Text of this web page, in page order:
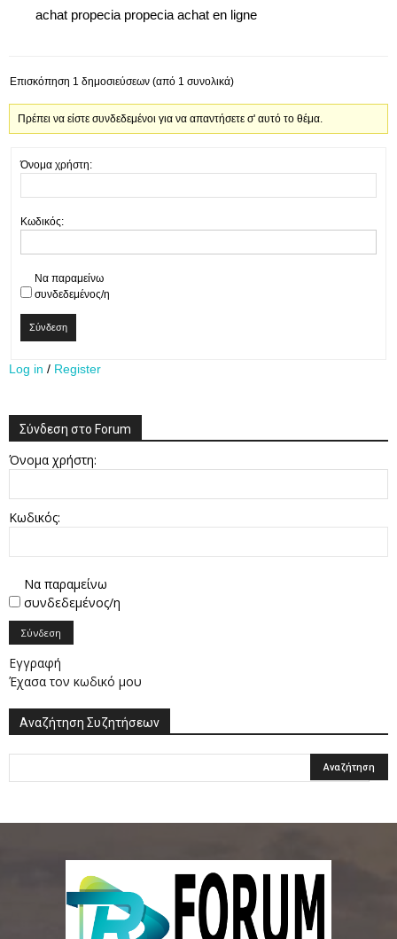
achat propecia propecia achat en ligne
Επισκόπηση 1 δημοσιεύσεων (από 1 συνολικά)
Πρέπει να είστε συνδεδεμένοι για να απαντήσετε σ' αυτό το θέμα.
Όνομα χρήστη:
Κωδικός:
Να παραμείνω
συνδεδεμένος/η
Σύνδεση
Log in / Register
Σύνδεση στο Forum
Όνομα χρήστη:
Κωδικός:
Να παραμείνω
συνδεδεμένος/η
Σύνδεση
Εγγραφή
Έχασα τον κωδικό μου
Αναζήτηση Συζητήσεων